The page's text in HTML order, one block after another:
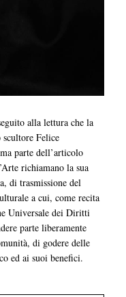
alla lettura che la
scultore Felice
parte dell’articolo
richiamano la sua
di trasmissione del
a cui, come recita
Universale dei Diritti
parte liberamente
di godere delle
ed ai suoi benefici.